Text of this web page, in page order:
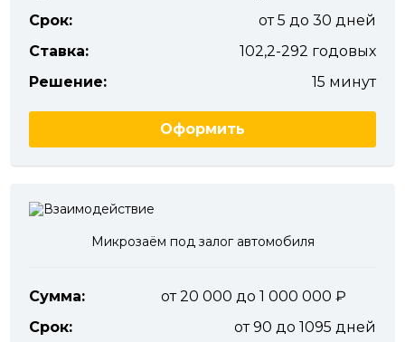
Срок:
от 5 до 30 дней
Ставка:
102,2-292 годовых
Решение:
15 минут
Оформить
Микрозаём под залог автомобиля
Сумма:
от 20 000 до 1 000 000
Срок:
от 90 до 1095 дней